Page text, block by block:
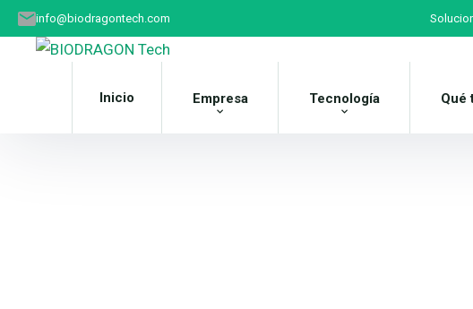
info@biodragontech.com
Inicio Empresa Tecnología Qué